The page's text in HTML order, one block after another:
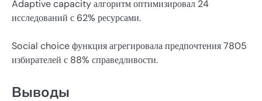
Adaptive capacity алгоритм оптимизировал 24
исследований с 62% ресурсами.
Social choice функция агрегировала предпочтения 7805
избирателей с 88% справедливости.
Выводы